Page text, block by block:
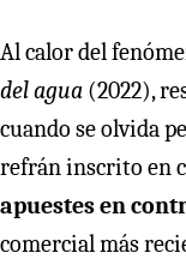
Al calor del
del agua (2022),
cuando se olvida
refrán inscrito en
apuestes en
comercial más